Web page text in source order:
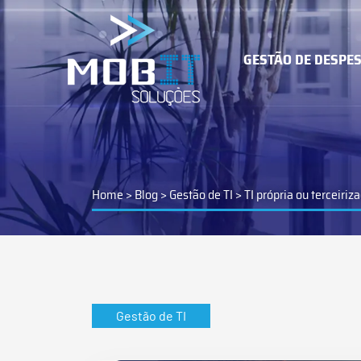
GESTÃO DE
IT & CLOUD
MOB
Microsoft
Home>Blog>Gestão de TI>TI própria ou
Gestão de TI